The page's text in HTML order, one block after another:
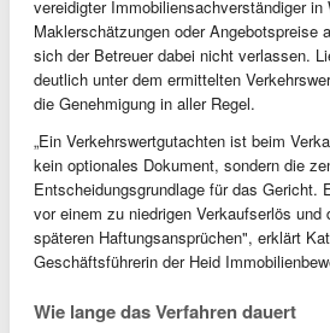
vereidigter Immobiliensachverständiger
Maklerschätzungen oder Angebotspreise
sich der Betreuer dabei nicht verlassen.
deutlich unter dem ermittelten
die Genehmigung in aller Regel.
„Ein Verkehrswertgutachten ist beim
kein optionales Dokument, sondern die
Entscheidungsgrundlage für das Gericht.
vor einem zu niedrigen Verkaufserlös und
späteren Haftungsansprüchen", erklärt
Geschäftsführerin der Heid
Wie lange das Verfahren dauert